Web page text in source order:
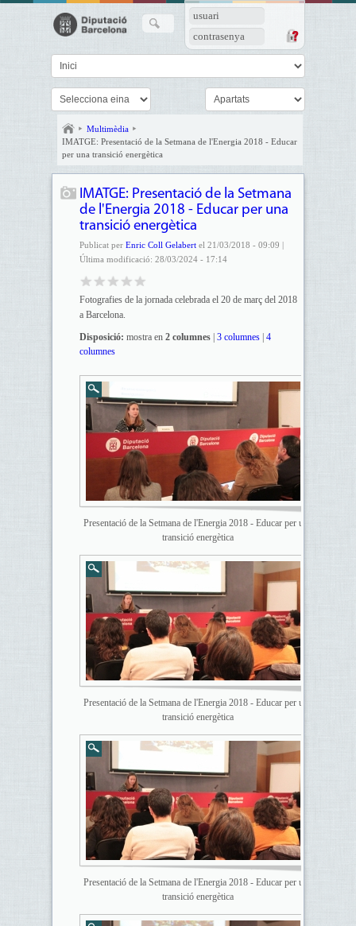
usuari
contrasenya
Multimèdia
IMATGE: Presentació de la Setmana de l'Energia 2018 - Educar
per una transició energètica
IMATGE: Presentació de la Setmana
de l'Energia 2018 - Educar per una
transició energètica
Publicat per Enric Coll Gelabertel 21/03/2018 - 09:09 |
Última modificació: 28/03/2024 - 17:14
Fotografies de la jornada celebrada el 20 de març del 2018
a Barcelona.
Disposició: mostra en 2 columnes| 3 columnes| 4
columnes
Presentació de la Setmana de l'Energia 2018 - Educar per una
transició energètica
Presentació de la Setmana de l'Energia 2018 - Educar per una
transició energètica
Presentació de la Setmana de l'Energia 2018 - Educar per una
transició energètica